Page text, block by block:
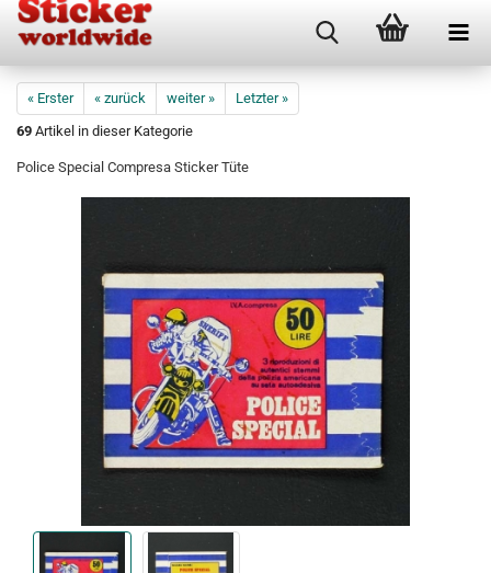
« Erster « zurück weiter »
Letzter »
69 Artikel in dieser Kategorie
Police Special Compresa Sticker Tüte